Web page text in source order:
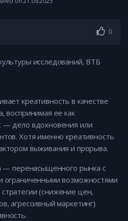
0
исследований, ВТБ
креативность в качестве
воспринимая ее как
— дело вдохновения или
Хотя именно креативность
выживания и прорыва.
— перенасыщенного рынка с
ограниченными возможностями
(снижение цен,
агрессивный маркетинг)